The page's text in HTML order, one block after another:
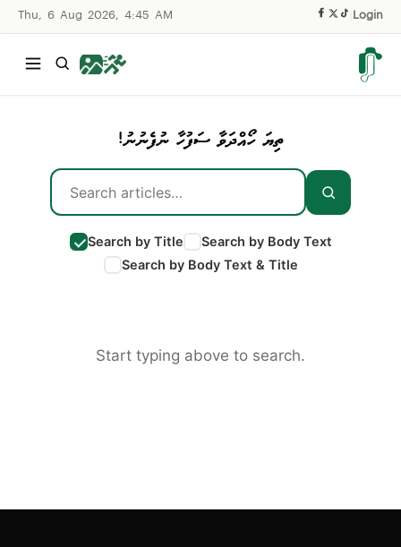
Thu, 6 Aug 2026, 4:45 AM Login
ތިޔަ ހޯއްދަވާ ސަފުހާ ނުފެނުނު!
Search by Title
Search by Body Text
Search by Body Text & Title
Start typing above to search.